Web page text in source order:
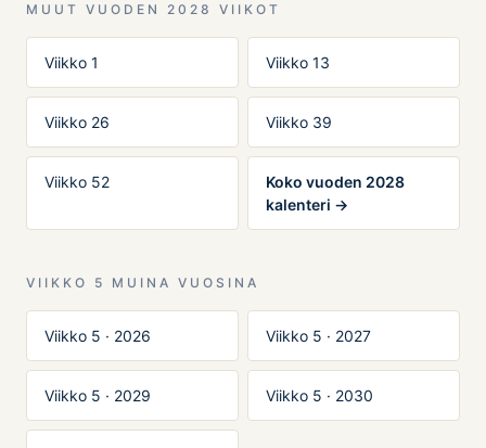
MUUT VUODEN 2028 VIIKOT
Viikko 1 Viikko 13
Viikko 26 Viikko 39
Viikko 52
Koko vuoden 2028
kalenteri →
VIIKKO 5 MUINA VUOSINA
Viikko 5 · 2026 Viikko 5 · 2027
Viikko 5 · 2029 Viikko 5 · 2030